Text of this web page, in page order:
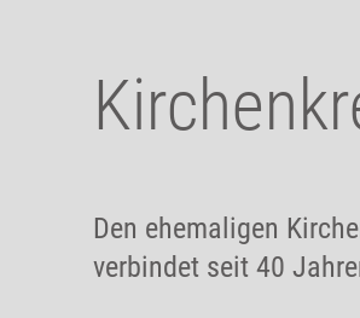
Den ehemaligen
verbindet seit 40